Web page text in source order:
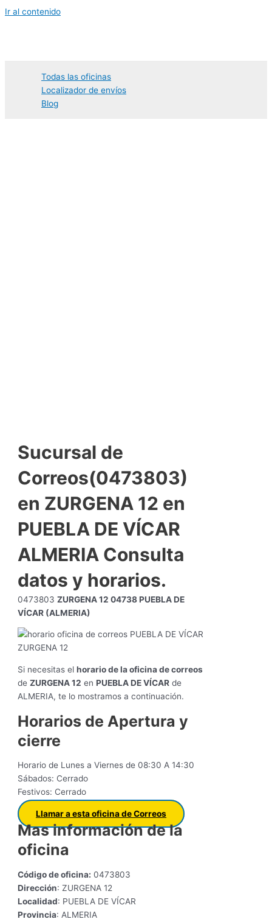
Ir al contenido
Todas las oficinas
Localizador de envíos
Blog
Sucursal de
Correos(0473803)
en ZURGENA 12 en
PUEBLA DE VÍCAR
ALMERIA Consulta
datos y horarios.
0473803ZURGENA 12 04738 PUEBLA DE
VÍCAR (ALMERIA)
Si necesitas elhorario de la oficina de correos
deZURGENA 12 enPUEBLA DE VÍCAR de
ALMERIA, te lo mostramos a continuación.
Horarios de Apertura y
cierre
Horario de Lunes a Viernes de 08:30 A 14:30
Sábados: Cerrado
Festivos: Cerrado
Llamar a esta oficina de Correos
Mas información de la
oficina
Código de oficina: 0473803
Dirección: ZURGENA 12
Localidad: PUEBLA DE VÍCAR
Provincia: ALMERIA